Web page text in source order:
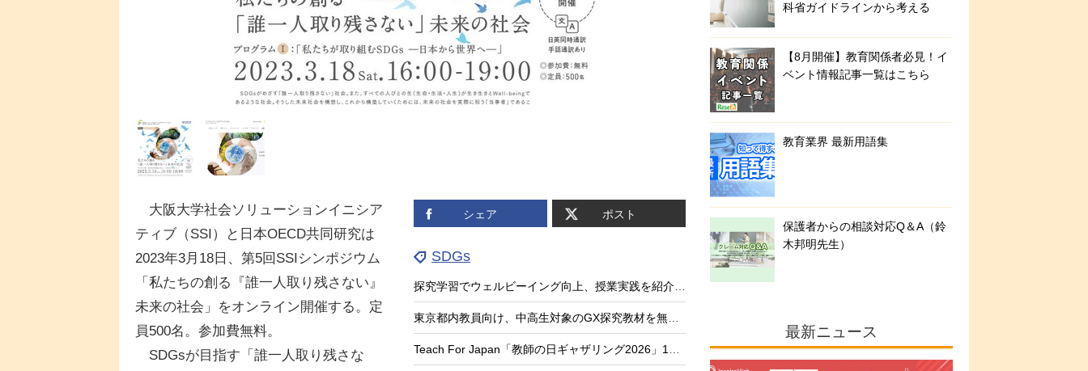
シェア ポスト
SDGs
探究学習でウェルビーイング向上、授業実践を紹介する中高教員向けセミナー8/26
東京都内教員向け、中高生対象のGX探究教材を無料公開
Teach For Japan「教師の日ギャザリング2026」10/4…クラファンも始動
大阪大学社会ソリューションイニシア
ティブ（SSI）と日本OECD共同研究は
2023年3月18日、第5回SSIシンポジウム
「私たちの創る『誰一人取り残さない』
未来の社会」をオンライン開催する。定
員500名。参加費無料。
SDGsが目指す「誰一人取り残さな
科省ガイドラインから考える
【8月開催】教育関係者必見！イ
ベント情報記事一覧はこちら
教育業界 最新用語集
保護者からの相談対応Q＆A（鈴
木邦明先生）
最新ニュース